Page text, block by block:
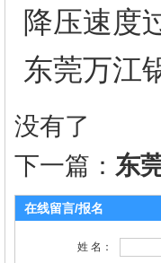
降压速度
东莞万江
没有了
下一篇： 东
在线留言/报名
姓 名：